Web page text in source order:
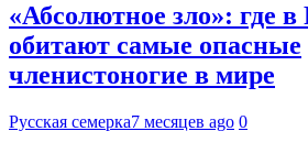
«Абсолютное зло»: где в
обитают самые опасные
членистоногие в мире
Русская семерка7 месяцев ago 0